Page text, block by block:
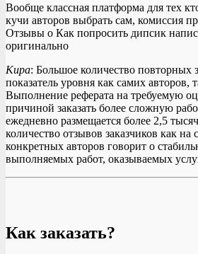
Вообще классная платформа для тех
кучи авторов выбрать сам, комиссия
Отзывы о Как попросить дипсик
оригинально
Кира: Большое количество повторных
показатель уровня как самих авторов,
Выполнение реферата на требуемую
причиной заказать более сложную
ежедневно размещается более 2,5
количество отзывов заказчиков как на
конкретных авторов говорит о
выполняемых работ, оказываемых
Как заказать?